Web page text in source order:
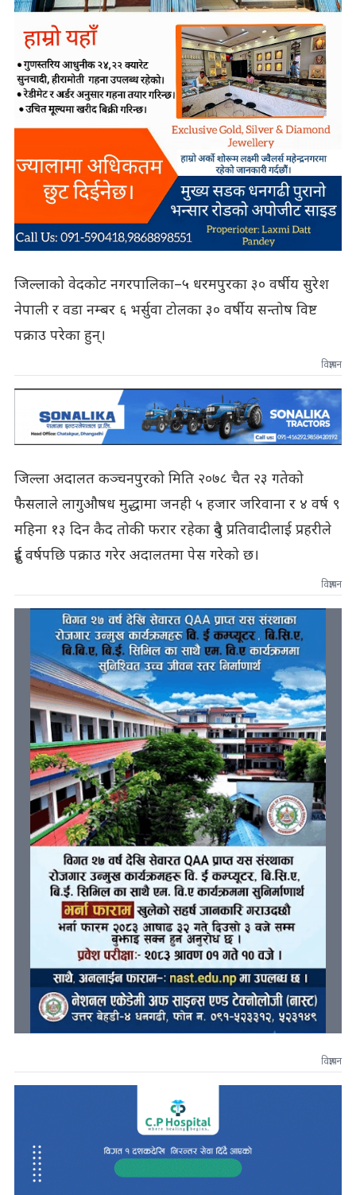
जिल्लाको वेदकोट नगरपालिका–५ धरमपुरका ३० वर्षीय सुरेश
नेपाली र वडा नम्बर ६ भर्सुवा टोलका ३० वर्षीय सन्तोष विष्ट
पक्राउ परेका हुन्।
विज्ञापन
जिल्ला अदालत कञ्चनपुरको मिति २०७८ चैत २३ गतेको
फैसलाले लागुऔषध मुद्धामा जनही ५ हजार जरिवाना र ४ वर्ष ९
महिना १३ दिन कैद तोकी फरार रहेका दुबै प्रतिवादीलाई प्रहरीले
दुई वर्षपछि पक्राउ गरेर अदालतमा पेस गरेको छ।
विज्ञापन
विज्ञापन